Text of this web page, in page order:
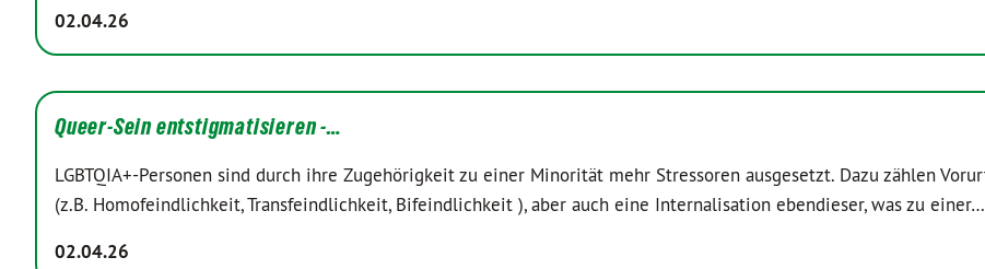
02.04.26
Queer-Sein entstigmatisieren -…
LGBTQIA+-Personen sind durch ihre Zugehörigkeit zu einer Minorität mehr Stressoren ausgesetzt. Dazu zählen
(z.B. Homofeindlichkeit, Transfeindlichkeit, Bifeindlichkeit ), aber auch eine Internalisation ebendieser, was zu einer…
02.04.26